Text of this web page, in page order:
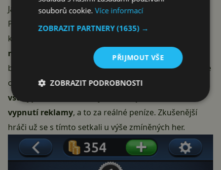
Jak se PicWords 2 hraje?
Pokud jste někdy hráli první dílPicWords
konkurenční
nečeká žádné překvapení
. A to jak v pozitivním, tak i
bohužel negativním smyslu. I začátečník se bude lehce
orientovat,musí si ale dávat pozor na
všudypřítomné nabídky k zakoupení mincí či
vypnutí reklamy, a to za reálné peníze. Zkušenější
hráči už se s tímto setkali u výše zmíněných her.
souborů cookie.Více informací
ZOBRAZIT PARTNERY(1635) →
PŘIJMOUT VŠE
ZOBRAZIT PODROBNOSTI